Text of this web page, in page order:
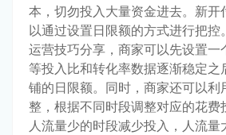
本，切勿投入大量资金进去。新开
以通过设置日限额的方式进行把控
运营技巧分享，商家可以先设置一
等投入比和转化率数据逐渐稳定之
铺的日限额。同时，商家还可以利
整，根据不同时段调整对应的花费
人流量少的时段减少投入，人流量